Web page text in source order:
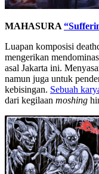
MAHASURA
Luapan komposisi
mengerikan
asal Jakarta ini.
namun juga untuk
kebisingan. Sebuah
dari kegilaan moshing